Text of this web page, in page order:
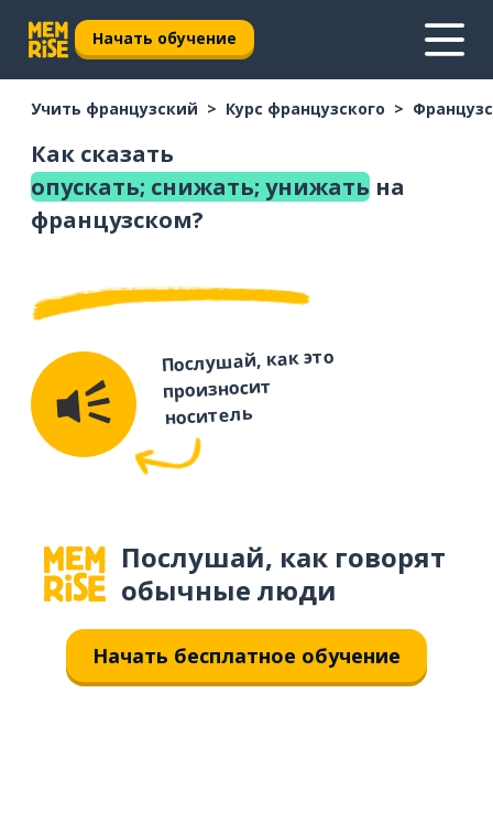
Начать обучение
Учить французский Курс французского
Как сказать
опускать; снижать; унижать на
французском?
Послушай, как это
произносит
носитель
Послушай, как говорят
обычные люди
Начать бесплатное обучение